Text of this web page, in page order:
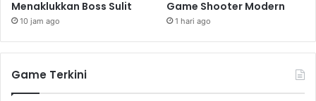
Menaklukkan Boss Sulit
10 jam ago
Game Shooter Modern
1 hari ago
Game Terkini